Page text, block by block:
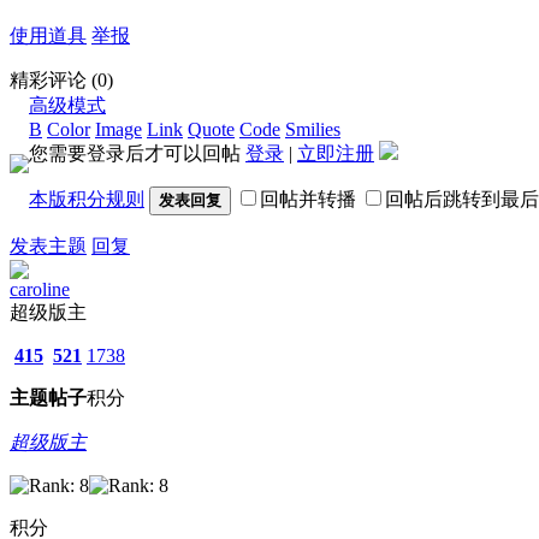
使用道具 举报
精彩评论 (0)
高级模式
B Color Image Link Quote Code Smilies
您需要登录后才可以回帖 登录 | 立即注册
本版积分规则 发表回复 回帖并转播 回帖后跳转到最
发表主题 回复
caroline
超级版主
415
主题
521
帖子
1738
积分
超级版主
积分